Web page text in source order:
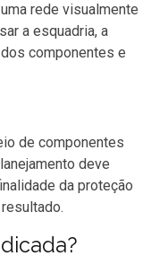
rede visualmente
a esquadria, a
componentes e
de componentes
deve
da proteção